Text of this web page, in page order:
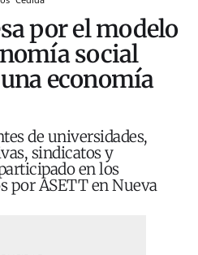
por el modelo
social
economía
de universidades,
sindicatos y
en los
por ASETT en Nueva